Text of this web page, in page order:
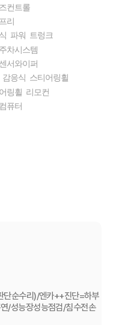
컨트롤
리
파워 트렁크
차시스템
서와이퍼
감응식 스티어링휠
링휠 리모컨
퓨터
단순수리)/엔카++진단=하부
/성능장성능점검/침수전손